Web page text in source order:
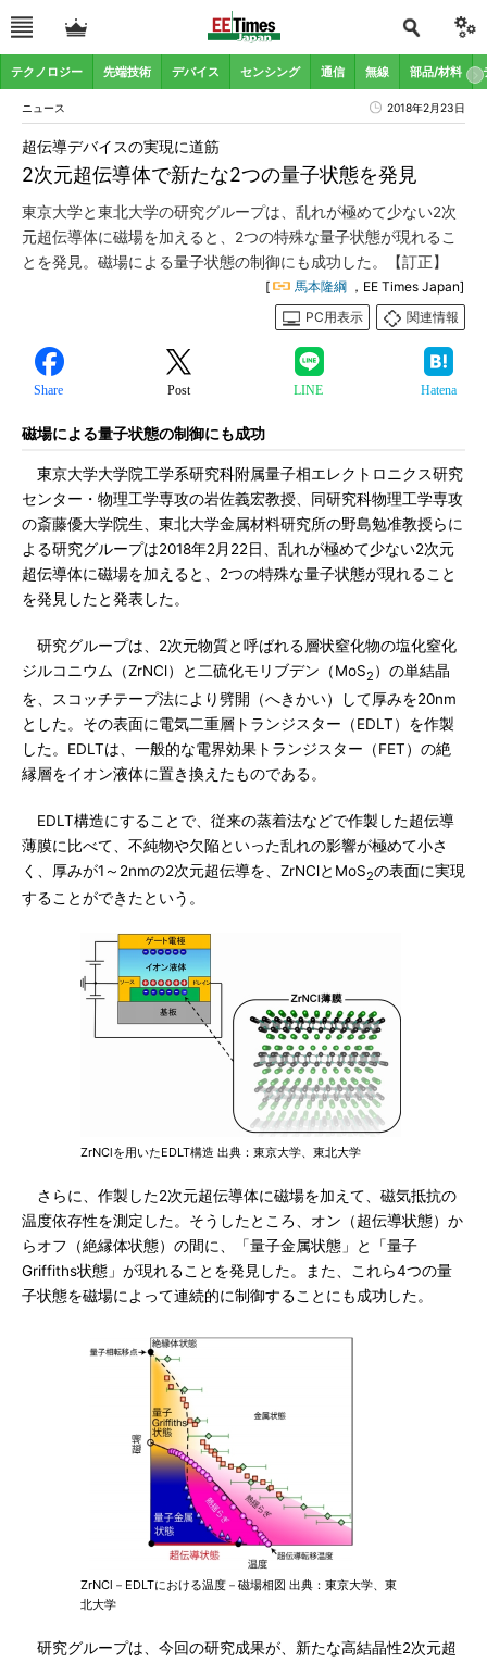
テクノロジー 先端技術 デバイス センシング 通信 無線 部品/材料
ニュース 2018年2月23日
2次元超伝導体で新たな2つの量子状態を発見
超伝導デバイスの実現に道筋
東京大学と東北大学の研究グループは、乱れが極めて少ない2次
元超伝導体に磁場を加えると、2つの特殊な量子状態が現れるこ
とを発見。磁場による量子状態の制御にも成功した。【訂正】
[ 馬本隆綱 ，EE Times Japan]
PC用表示
関連情報
Share Post LINE Hatena
磁場による量子状態の制御にも成功
東京大学大学院工学系研究科附属量子相エレクトロニクス研究
センター・物理工学専攻の岩佐義宏教授、同研究科物理工学専攻
の斎藤優大学院生、東北大学金属材料研究所の野島勉准教授らに
よる研究グループは2018年2月22日、乱れが極めて少ない2次元
超伝導体に磁場を加えると、2つの特殊な量子状態が現れること
を発見したと発表した。
研究グループは、2次元物質と呼ばれる層状窒化物の塩化窒化
ジルコニウム（ZrNCl）と二硫化モリブデン（MoS2 ）の単結晶
を、スコッチテープ法により劈開（へきかい）して厚みを20nm
とした。その表面に電気二重層トランジスター（EDLT）を作製
した。EDLTは、一般的な電界効果トランジスター（FET）の絶
縁層をイオン液体に置き換えたものである。
EDLT構造にすることで、従来の蒸着法などで作製した超伝導
薄膜に比べて、不純物や欠陥といった乱れの影響が極めて小さ
く、厚みが1～2nmの2次元超伝導を、ZrNClとMoS2の表面に実現
することができたという。
ZrNClを用いたEDLT構造 出典：東京大学、東北大学
さらに、作製した2次元超伝導体に磁場を加えて、磁気抵抗の
温度依存性を測定した。そうしたところ、オン（超伝導状態）か
らオフ（絶縁体状態）の間に、「量子金属状態」と「量子
Griffiths状態」が現れることを発見した。また、これら4つの量
子状態を磁場によって連続的に制御することにも成功した。
ZrNCl－EDLTにおける温度－磁場相図 出典：東京大学、東
北大学
研究グループは、今回の研究成果が、新たな高結晶性2次元超